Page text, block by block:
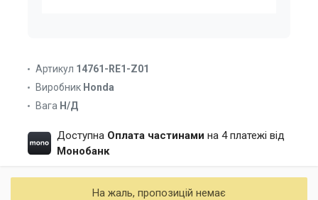
Артикул 14761-RE1-Z01
Виробник Honda
Вага Н/Д
Доступна Оплата частинами на 4 платежі від
Монобанк
На жаль, пропозицій немає